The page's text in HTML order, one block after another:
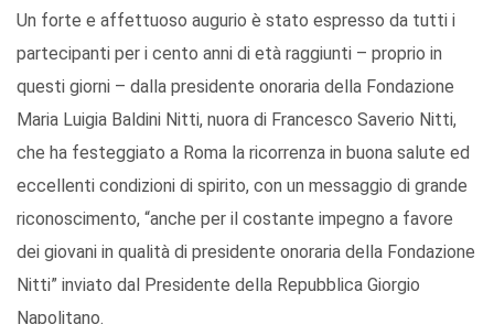
Un forte e affettuoso augurio è stato espresso da tutti i
partecipanti per i cento anni di età raggiunti – proprio in
questi giorni – dalla presidente onoraria della Fondazione
Maria Luigia Baldini Nitti, nuora di Francesco Saverio Nitti,
che ha festeggiato a Roma la ricorrenza in buona salute ed
eccellenti condizioni di spirito, con un messaggio di grande
riconoscimento, “anche per il costante impegno a favore
dei giovani in qualità di presidente onoraria della Fondazione
Nitti” inviato dal Presidente della Repubblica Giorgio
Napolitano.